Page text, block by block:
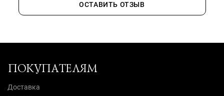
ОСТАВИТЬ ОТЗЫВ
ПОКУПАТЕЛЯМ
Доставка